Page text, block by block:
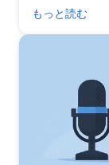
もっと読む